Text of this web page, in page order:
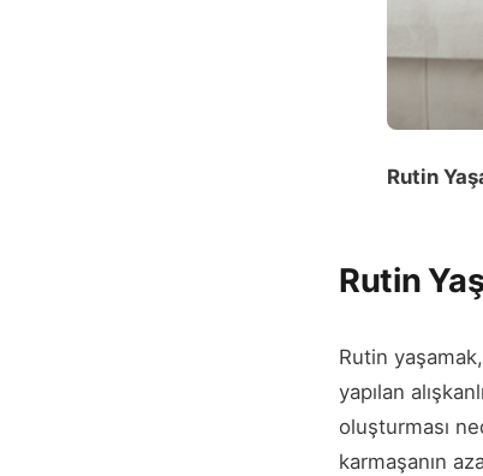
Rutin
Rutin
Rutin
yapılan
oluşturması
karmaşanın